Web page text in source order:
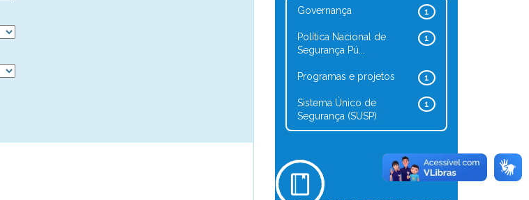
1
Governança
1
Política Nacional de
Segurança Pú...
1
Programas e projetos
1
Sistema Único de
Segurança (SUSP)